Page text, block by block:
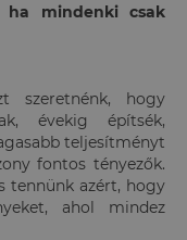
ha mindenki csak
szeretnénk, hogy
évekig építsék,
teljesítményt
fontos tényezők.
tennünk azért, hogy
ahol mindez